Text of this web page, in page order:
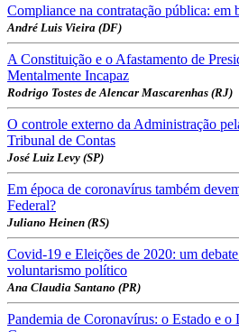
Compliance na contratação pública: em
André Luis Vieira (DF)
A Constituição e o Afastamento de
Mentalmente Incapaz
Rodrigo Tostes de Alencar Mascarenhas (RJ)
O controle externo da Administração
Tribunal de Contas
José Luiz Levy (SP)
Em época de coronavírus também
Federal?
Juliano Heinen (RS)
Covid-19 e Eleições de 2020: um
voluntarismo político
Ana Claudia Santano (PR)
Pandemia de Coronavírus: o Estado e